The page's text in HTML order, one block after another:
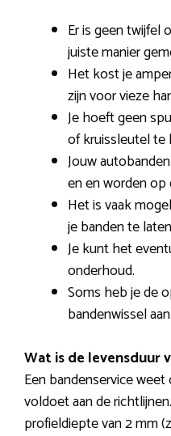
Er is geen twijfel
juiste manier
Het kost je
zijn voor vieze
Je hoeft geen
of kruissleutel te
Jouw
en en worden
Het is vaak
je banden te
Je kunt het
onderhoud.
Soms heb je de
bandenwissel
Wat is de levensduur
Een bandenservice
voldoet aan de
profieldiepte van 2 mm